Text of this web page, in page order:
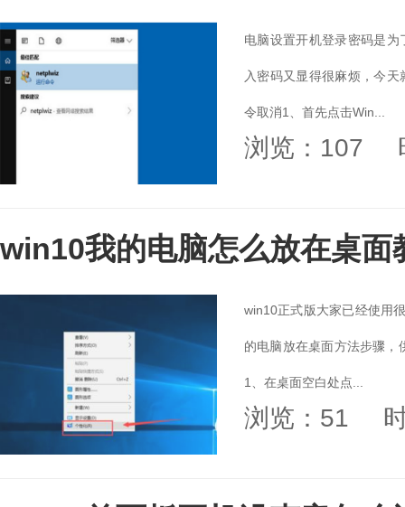
电脑设置开机登录密码是
入密码又显得很麻烦，今
令取消1、首先点击Win...
浏览：107
win10我的电脑怎么放在桌面
win10正式版大家已经使用
的电脑放在桌面方法步骤，
1、在桌面空白处点...
浏览：51